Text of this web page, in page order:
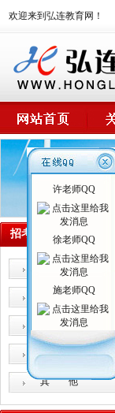
欢迎来到弘连教育网！
招考公告
公 务 员
事业单位
卫生系统
教师招考
其 他
许老师QQ
徐老师QQ
施老师QQ